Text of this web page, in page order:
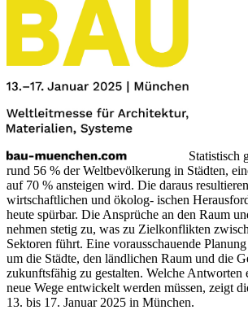
Statistisch
rund 56 % der Weltbevölkerung in Städten,
auf 70 % ansteigen wird. Die daraus
wirtschaftlichen und ökolog- ischen
heute spürbar. Die Ansprüche an den Raum
nehmen stetig zu, was zu Zielkonflikten
Sektoren führt. Eine vorausschauende
um die Städte, den ländlichen Raum und die
zukunftsfähig zu gestalten. Welche Antworten
neue Wege entwickelt werden müssen, zeigt
13. bis 17. Januar 2025 in München.